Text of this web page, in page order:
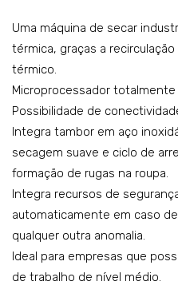
BLOG
Uma máquina de secar
térmica, graças a
térmico.
Microprocessador totalmente
Possibilidade de
Integra tambor em aço
secagem suave e ciclo de
formação de rugas na roupa.
Integra recursos de
automaticamente em caso
qualquer outra anomalia.
Ideal para empresas que
de trabalho de nível médio.